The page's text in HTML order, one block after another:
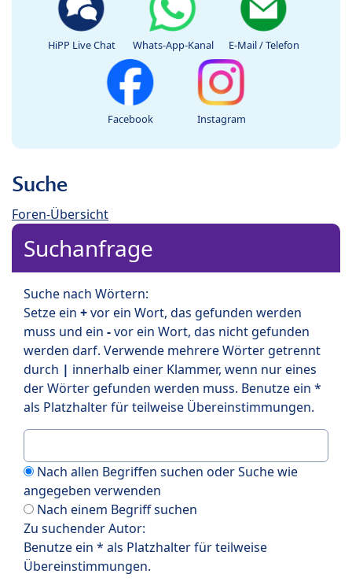
HiPP Live Chat Whats-App-Kanal E-Mail / Telefon
Facebook Instagram
Suche
Foren-Übersicht
Suchanfrage
Suche nach Wörtern:
Setze ein +vor ein Wort, das gefunden werden
muss und ein -vor ein Wort, das nicht gefunden
werden darf. Verwende mehrere Wörter getrennt
durch | innerhalb einer Klammer, wenn nur eines
der Wörter gefunden werden muss. Benutze ein *
als Platzhalter für teilweise Übereinstimmungen.
Nach allen Begriffen suchen oder Suche wie
angegeben verwenden
Nach einem Begriff suchen
Zu suchender Autor:
Benutze ein * als Platzhalter für teilweise
Übereinstimmungen.